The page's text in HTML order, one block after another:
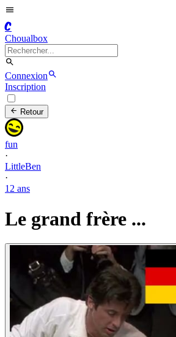
C
Choualbox
Connexion
Inscription
Retour
fun
·
LittleBen
·
12 ans
Le grand frère ...